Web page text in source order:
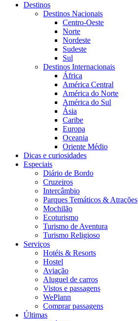
Destinos
Destinos Nacionais
Centro-Oeste
Norte
Nordeste
Sudeste
Sul
Destinos Internacionais
África
América Central
América do Norte
América do Sul
Ásia
Caribe
Europa
Oceania
Oriente Médio
Dicas e curiosidades
Especiais
Diário de Bordo
Cruzeiros
Intercâmbio
Parques Temáticos & Atrações
Mochilão
Ecoturismo
Turismo de Aventura
Turismo Religioso
Serviços
Hotéis & Resorts
Hostel
Aviação
Aluguel de carros
Vistos e passagens
WePlann
Comprar passagens
Últimas